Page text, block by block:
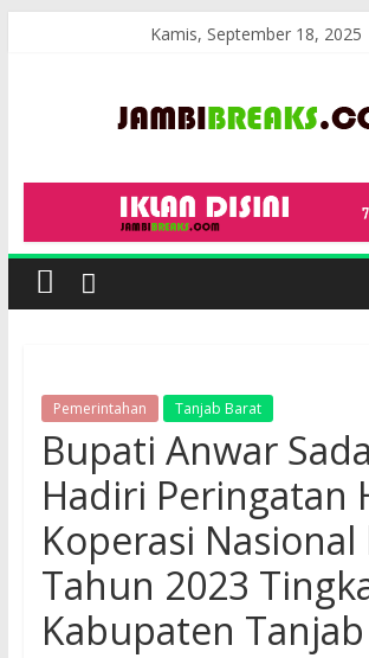
Kamis, September 18, 2025
JambiBreaks
Pemerintahan Tanjab Barat
Bupati Anwar
Hadiri Peringatan
Koperasi Nasional
Tahun 2023
Kabupaten